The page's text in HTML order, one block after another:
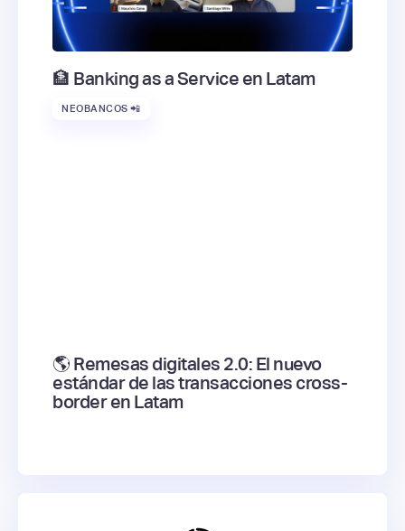
🏦 Banking as a Service en Latam
NEOBANCOS 📲
🌎 Remesas digitales 2.0: El nuevo
estándar de las transacciones cross-
border en Latam